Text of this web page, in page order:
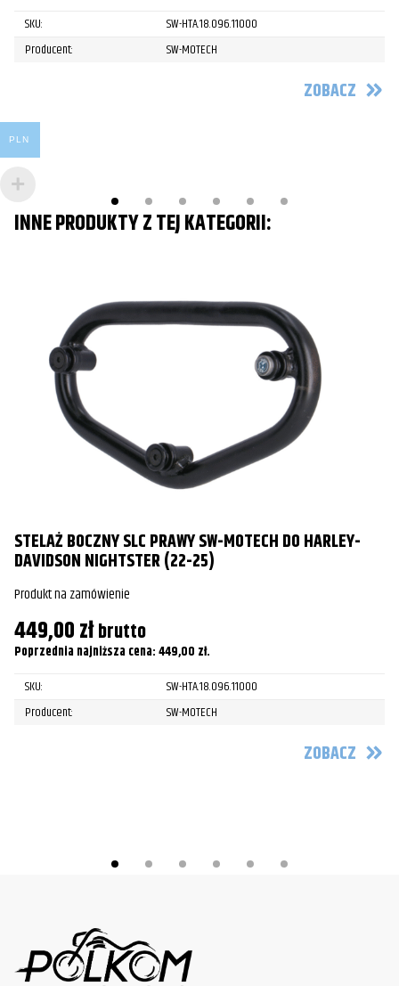
SKU:
SW-HTA.18.096.11000
Producent:
SW-MOTECH
ZOBACZ
INNE PRODUKTY Z TEJ KATEGORII:
STELAŻ BOCZNY SLC PRAWY SW-MOTECH DO HARLEY-
DAVIDSON NIGHTSTER (22-25)
Produkt na zamówienie
449,00złbrutto
Poprzednia najniższa cena:449,00 zł.
SKU:
SW-HTA.18.096.11000
Producent:
SW-MOTECH
ZOBACZ
PLN